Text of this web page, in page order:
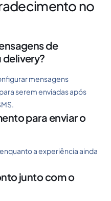
no
de
mensagens
serem enviadas após
para enviar o
a experiência ainda
junto com o